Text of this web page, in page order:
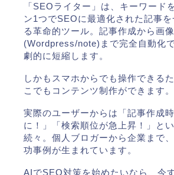
「SEOライター」は、キーワード
ン1つでSEOに最適化された記事
る革命的ツール。記事作成から画
(Wordpress/note)まで完全自動化
劇的に短縮します。
しかもスマホからでも操作できる
こでもコンテンツ制作ができます。
実際のユーザーからは「記事作成
に！」「検索順位が急上昇！」と
続々。個人ブロガーから企業まで
功事例が生まれています。
AIでSEO対策を始めたいなら、今